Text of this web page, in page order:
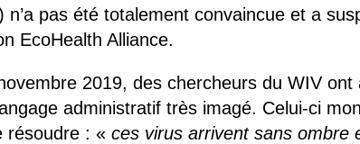
pas été totalement convaincue et a
EcoHealth Alliance.
2019, des chercheurs du WIV
administratif très imagé. Celui-ci
résoudre : «ces virus arrivent sans ombre